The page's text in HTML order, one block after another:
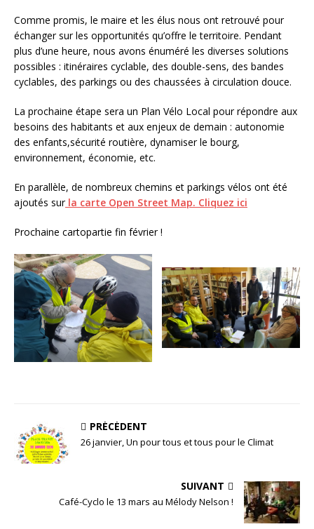
Comme promis, le maire et les élus nous ont retrouvé pour
échanger sur les opportunités qu’offre le territoire. Pendant
plus d’une heure, nous avons énuméré les diverses solutions
possibles : itinéraires cyclable, des double-sens, des bandes
cyclables, des parkings ou des chaussées à circulation douce.
La prochaine étape sera un Plan Vélo Local pour répondre aux
besoins des habitants et aux enjeux de demain : autonomie
des enfants,sécurité routière, dynamiser le bourg,
environnement, économie, etc.
En parallèle, de nombreux chemins et parkings vélos ont été
ajoutés surla carte Open Street Map. Cliquez ici
Prochaine cartopartie fin février !
PRÉCÉDENT
26 janvier, Un pour tous et tous pour le Climat
SUIVANT
Café-Cyclo le 13 mars au Mélody Nelson !